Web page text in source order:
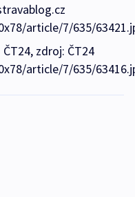
article/7/635/
zdroj: ČT24
article/7/635/